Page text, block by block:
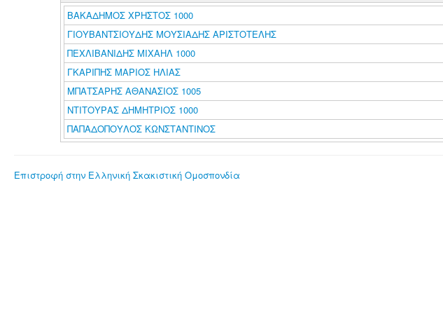
ΒΑΚΑΔΗΜΟΣ ΧΡΗΣΤΟΣ 1000
ΓΙΟΥΒΑΝΤΣΙΟΥΔΗΣ ΜΟΥΣΙΑΔΗΣ ΑΡΙΣΤΟΤΕΛΗΣ
ΠΕΧΛΙΒΑΝΙΔΗΣ ΜΙΧΑΗΛ 1000
ΓΚΑΡΙΠΗΣ ΜΑΡΙΟΣ ΗΛΙΑΣ
ΜΠΑΤΣΑΡΗΣ ΑΘΑΝΑΣΙΟΣ 1005
ΝΤΙΤΟΥΡΑΣ ΔΗΜΗΤΡΙΟΣ 1000
ΠΑΠΑΔΟΠΟΥΛΟΣ ΚΩΝΣΤΑΝΤΙΝΟΣ
Επιστροφή στην Ελληνική Σκακιστική Ομοσπονδία